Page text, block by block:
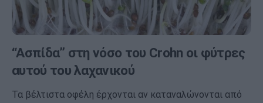
“Ασπίδα” στη νόσο του Crohn οι φύτρες
αυτού του λαχανικού
Τα βέλτιστα οφέλη έρχονται αν καταναλώνονται από